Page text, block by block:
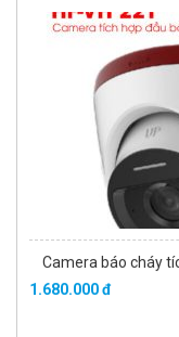
Camera báo cháy
1.680.000 đ